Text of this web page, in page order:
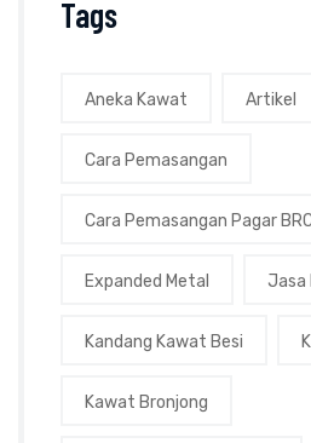
Tags
Aneka Kawat Artikel
Cara Pemasangan
Cara Pemasangan Pagar
Expanded Metal Jasa
Kandang Kawat Besi
Kawat Bronjong